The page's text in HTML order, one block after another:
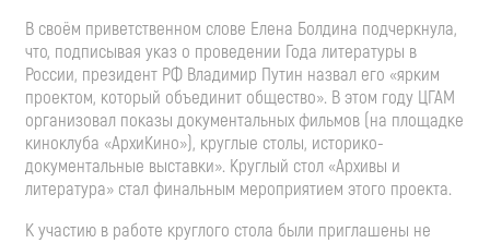
В своём приветственном слове Елена Болдина подчеркнула,
что, подписывая указ о проведении Года литературы в
России, президент РФ Владимир Путин назвал его «ярким
проектом, который объединит общество». В этом году ЦГАМ
организовал показы документальных фильмов (на площадке
киноклуба «АрхиКино»), круглые столы, историко-
документальные выставки». Круглый стол «Архивы и
литература» стал финальным мероприятием этого проекта.
К участию в работе круглого стола были приглашены не